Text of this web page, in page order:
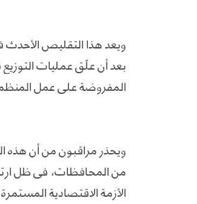
ويعد هذا التقليص الأحدث
بعد أن علّق عمليات
المفروضة على عمل
ويحذر مراقبون من أن
من المحافظات، في ظل
الأزمة الاقتصادية